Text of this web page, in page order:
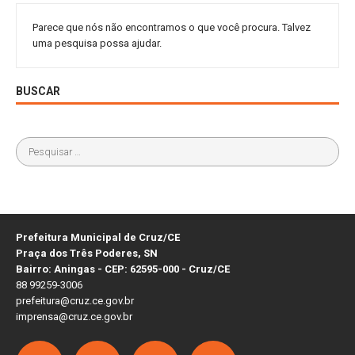
Parece que nós não encontramos o que você procura. Talvez
uma pesquisa possa ajudar.
BUSCAR
Prefeitura Municipal de Cruz/CE
Praça dos Três Poderes, SN
Bairro: Aningas - CEP: 62595-000 - Cruz/CE
88 99259-3006
prefeitura@cruz.ce.gov.br
imprensa@cruz.ce.gov.br